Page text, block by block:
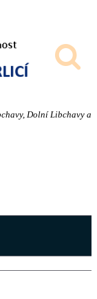
Dolní Libchavy a